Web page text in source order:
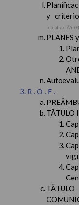
y
actualizaciÃ³n
PLANES
R.O.F.
TÃTULO